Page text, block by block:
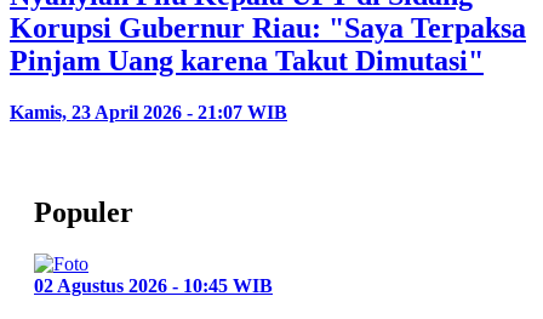
Korupsi Gubernur Riau: "Saya Terpaksa
Pinjam Uang karena Takut Dimutasi"
Kamis, 23 April 2026 - 21:07 WIB
Populer
02 Agustus 2026 - 10:45 WIB